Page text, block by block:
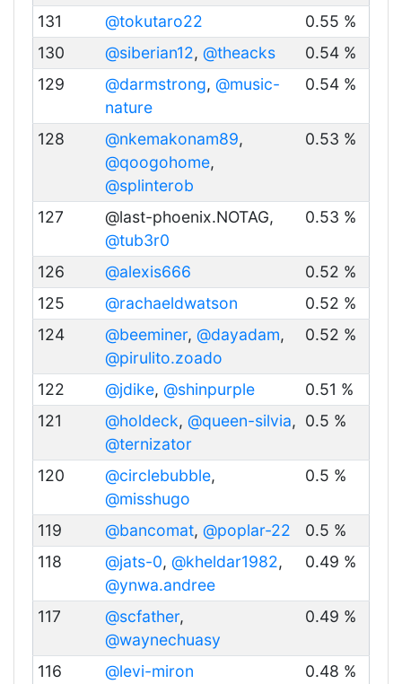
131
@tokutaro22
0.55 %
130
@siberian12, @theacks
0.54 %
129
@darmstrong, @music-
nature
0.54 %
128 @nkemakonam89,
@qoogohome,
@splinterob
0.53 %
127
@last-phoenix.NOTAG,
@tub3r0
0.53 %
126 @alexis666
0.52 %
125
@rachaeldwatson
0.52 %
124
@beeminer, @dayadam,
@pirulito.zoado
0.52 %
122 @jdike, @shinpurple
0.51 %
121
@holdeck, @queen-silvia,
@ternizator
0.5 %
120 @circlebubble,
@misshugo
0.5 %
119 @bancomat, @poplar-22
0.5 %
118
@jats-0, @kheldar1982,
@ynwa.andree
0.49 %
117 @scfather,
@waynechuasy
0.49 %
116 @levi-miron
0.48 %